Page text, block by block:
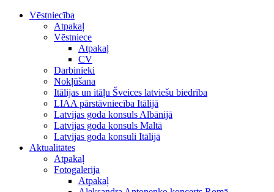
Vēstniecība
Atpakaļ
Vēstniece
Atpakaļ
CV
Darbinieki
Nokļūšana
Itālijas un itāļu Šveices latviešu biedrība
LIAA pārstāvniecība Itālijā
Latvijas goda konsuls Albānijā
Latvijas goda konsuls Maltā
Latvijas goda konsuli Itālijā
Aktualitātes
Atpakaļ
Fotogalerija
Atpakaļ